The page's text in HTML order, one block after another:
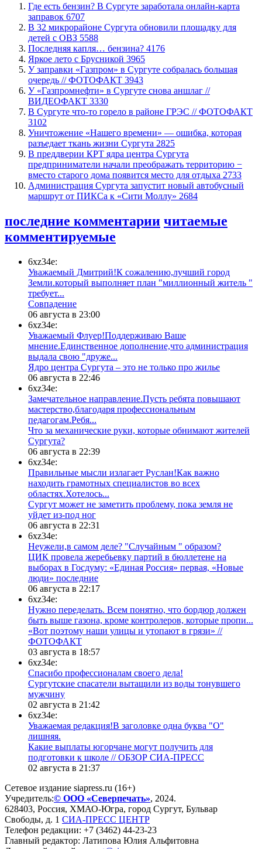
​Где есть бензин? В Сургуте заработала онлайн-карта
заправок 6707
В 32 микрорайоне Сургута обновили площадку для
детей с ОВЗ 5588
​Последняя капля… бензина? 4176
Яркое лето с Брусникой 3965
​У заправки «Газпром» в Сургуте собралась большая
очередь // ФОТОФАКТ 3943
У «Газпромнефти» в Сургуте снова аншлаг //
ВИДЕОФАКТ 3330
​В Сургуте что-то горело в районе ГРЭС // ФОТОФАКТ
3102
​Уничтожение «Нашего времени» — ошибка, которая
разъедает ткань жизни Сургута 2825
​В преддверии КРТ ядра центра Сургута
предприниматели начали преображать территорию −
вместо старого дома появится место для отдыха 2733
​Администрация Сургута запустит новый автобусный
маршрут от ПИКСа к «Сити Моллу» 2684
последние комментарии читаемые
комментируемые
6xz34e:
Уважаемый Дмитрий!К сожалению,лучший город
Земли.который выполняет план "миллионный житель "
требует...
​Совпадение
06 августа в 23:00
6xz34e:
Уважаемый Флуер!Поддерживаю Ваше
мнение.Единственное дополнение,что администрация
выдала свою "друже...
​Ядро центра Сургута ‒ это не только про жилье
06 августа в 22:46
6xz34e:
Замечательное направление.Пусть ребята повышают
мастерство,благодаря профессиональным
педагогам.Ребя...
​Что за механические руки, которые обнимают жителей
Сургута?
06 августа в 22:39
6xz34e:
Правильные мысли излагает Руслан!Как важно
находить грамотных специалистов во всех
областях.Хотелось...
Сургут может не заметить проблему, пока земля не
уйдет из-под ног
06 августа в 22:31
6xz34e:
Неужели,в самом деле? "Случайным " образом?
ЦИК провела жеребьевку партий в бюллетене на
выборах в Госдуму: «Единая Россия» первая, «Новые
люди» последние
06 августа в 22:17
6xz34e:
Нужно переделать. Всем понятно, что бордюр должен
быть выше газона, кроме контролеров, которые пропи...
«Вот поэтому наши улицы и утопают в грязи» //
ФОТОФАКТ
03 августа в 18:57
6xz34e:
Спасибо профессионалам своего дела!
Сургутские спасатели вытащили из воды тонувшего
мужчину
02 августа в 21:42
6xz34e:
Уважаемая редакция!В заголовке одна буква "О"
лишняя.
Какие выплаты югорчане могут получить для
подготовки к школе // ОБЗОР СИА-ПРЕСС
02 августа в 21:37
Сетевое издание siapress.ru (16+)
Учредитель:© ООО «Северпечать», 2024.
628403, Россия, ХМАО-Югра, город Сургут, Бульвар
Свободы, д. 1 СИА-ПРЕСС ЦЕНТР
Телефон редакции: +7 (3462) 44-23-23
Главный редактор: Латипова Юлия Альфитовна